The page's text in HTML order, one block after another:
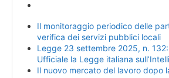
Il monitoraggio periodico delle
verifica dei servizi pubblici locali
Legge 23 settembre 2025, n.
Ufficiale la Legge italiana
Il nuovo mercato del lavoro dopo